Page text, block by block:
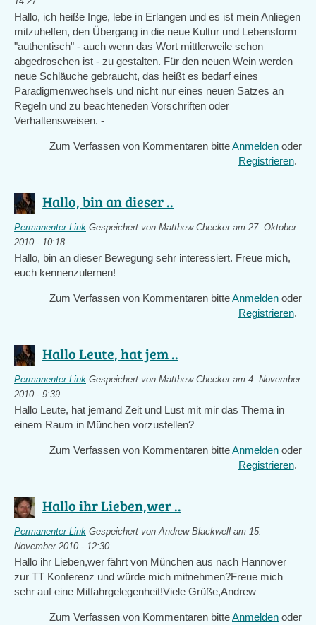
Hallo, ich heiße Inge, lebe in Erlangen und es ist mein Anliegen
mitzuhelfen, den Übergang in die neue Kultur und Lebensform
"authentisch" - auch wenn das Wort mittlerweile schon
abgedroschen ist - zu gestalten. Für den neuen Wein werden
neue Schläuche gebraucht, das heißt es bedarf eines
Paradigmenwechsels und nicht nur eines neuen Satzes an
Regeln und zu beachteneden Vorschriften oder
Verhaltensweisen. -
Zum Verfassen von Kommentaren bitteAnmelden oder
Registrieren.
Hallo, bin an dieser ..
Permanenter Link Gespeichert von Matthew Checkeram 27. Oktober
2010 - 10:18
Hallo, bin an dieser Bewegung sehr interessiert. Freue mich,
euch kennenzulernen!
Zum Verfassen von Kommentaren bitteAnmelden oder
Registrieren.
Hallo Leute, hat jem ..
Permanenter Link Gespeichert von Matthew Checkeram 4. November
2010 - 9:39
Hallo Leute, hat jemand Zeit und Lust mit mir das Thema in
einem Raum in München vorzustellen?
Zum Verfassen von Kommentaren bitteAnmelden oder
Registrieren.
Hallo ihr Lieben,wer ..
Permanenter Link Gespeichert vonAndrew Blackwell am 15.
November 2010 - 12:30
Hallo ihr Lieben,wer fährt von München aus nach Hannover
zur TT Konferenz und würde mich mitnehmen?Freue mich
sehr auf eine Mitfahrgelegenheit!Viele Grüße,Andrew
Zum Verfassen von Kommentaren bitteAnmelden oder